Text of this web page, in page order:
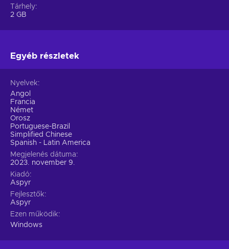
Tárhely
2 GB
Egyéb részletek
Nyelvek
Angol
Francia
Német
Orosz
Portuguese-Brazil
Simplified Chinese
Spanish - Latin America
Megjelenés dátuma
2023. november 9.
Kiadó
Aspyr
Fejlesztők
Aspyr
Ezen működik
Windows